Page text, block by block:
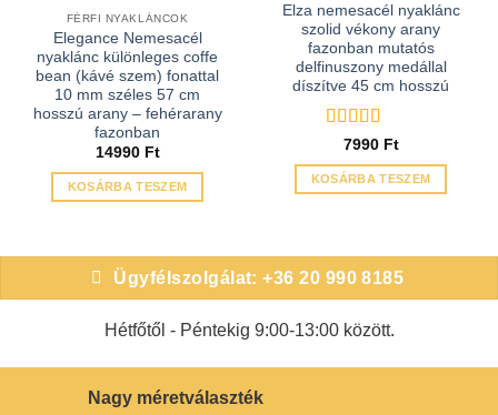
FÉRFI NYAKLÁNCOK
Elegance Nemesacél
nyaklánc különleges coffe
bean (kávé szem) fonattal
10 mm széles 57 cm
hosszú arany – fehérarany
fazonban
14990 Ft
KOSÁRBA TESZEM
Elza nemesacél nyaklánc
szolid vékony arany
fazonban mutatós
delfinuszony medállal
díszítve 45 cm hosszú
Értékelés:
/ 5
7990 Ft
KOSÁRBA TESZEM
Ügyfélszolgálat: +36 20 990 8185
Hétfőtől - Péntekig 9:00-13:00 között.
Nagy méretválaszték